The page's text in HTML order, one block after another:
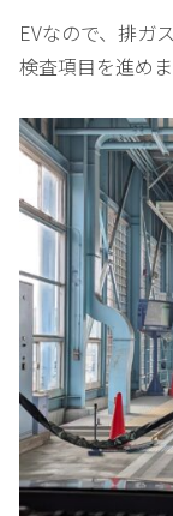
EVなので、排ガ
検査項目を進めま